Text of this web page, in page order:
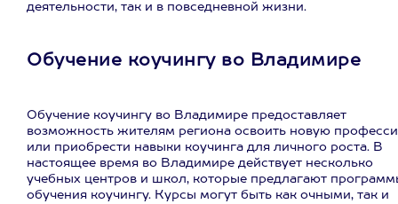
деятельности, так и в повседневной жизни.
Обучение коучингу во Владимире
Обучение коучингу во Владимире предоставляет
возможность жителям региона освоить новую
или приобрести навыки коучинга для личного роста. В
настоящее время во Владимире действует несколько
учебных центров и школ, которые предлагают
обучения коучингу. Курсы могут быть как очными, так и